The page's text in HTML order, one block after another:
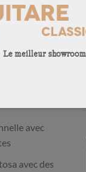
la
lattice. C’est
avec
avec des